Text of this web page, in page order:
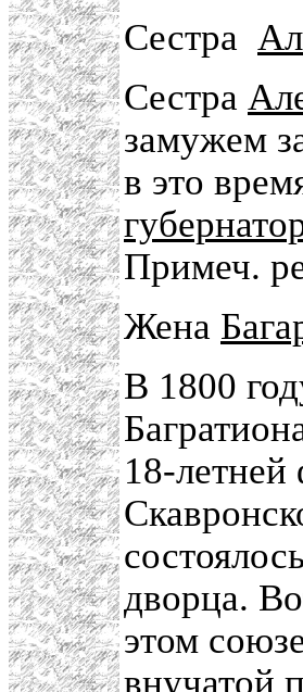
Сестра
Сестра
замужем
в это
Примеч.
Жена
В 1800
18-
дворца.
этом
внучатой